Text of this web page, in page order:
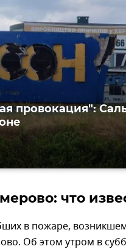
провокация":
что
в пожаре,
Об этом утром в